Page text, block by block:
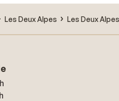
Les Deux Alpes Les Deux Alpes